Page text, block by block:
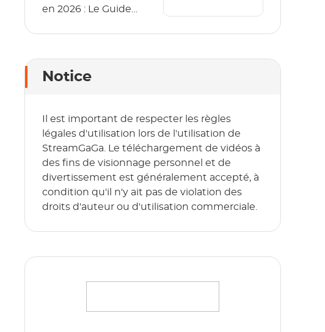
en 2026 : Le Guide
Notice
Il est important de respecter les règles
légales d'utilisation lors de l'utilisation de
StreamGaGa. Le téléchargement de vidéos à
des fins de visionnage personnel et de
divertissement est généralement accepté, à
condition qu'il n'y ait pas de violation des
droits d'auteur ou d'utilisation commerciale.